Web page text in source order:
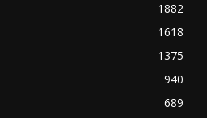
1882
1618
1375
940
689